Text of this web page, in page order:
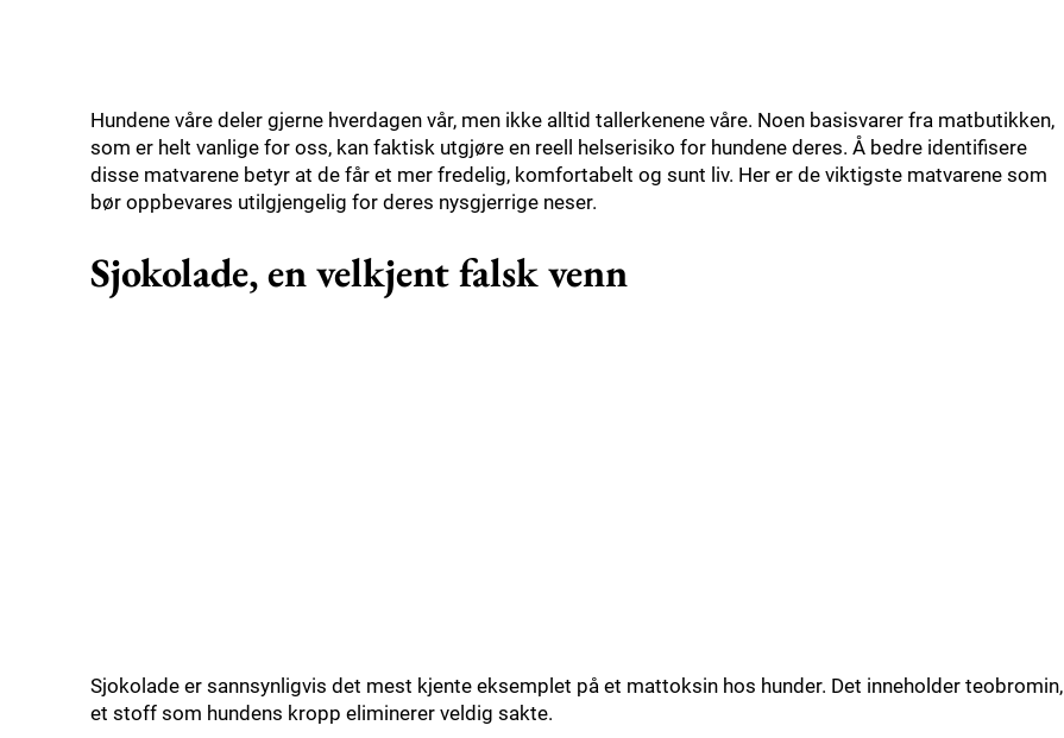
Hundene våre deler gjerne hverdagen vår, men ikke alltid tallerkenene våre. Noen basisvarer fra matbutikken,
som er helt vanlige for oss, kan faktisk utgjøre en reell helserisiko for hundene deres. Å bedre identifisere
disse matvarene betyr at de får et mer fredelig, komfortabelt og sunt liv. Her er de viktigste matvarene som
bør oppbevares utilgjengelig for deres nysgjerrige neser.
Sjokolade, en velkjent falsk venn
Sjokolade er sannsynligvis det mest kjente eksemplet på et mattoksin hos hunder. Det inneholder teobromin,
et stoff som hundens kropp eliminerer veldig sakte.